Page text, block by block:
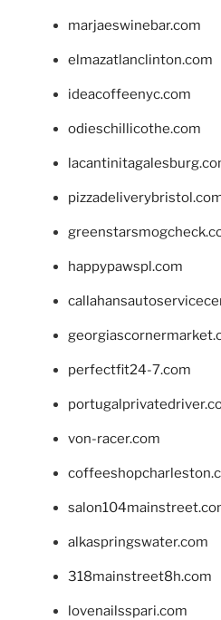
marjaeswinebar.com
elmazatlanclinton.com
ideacoffeenyc.com
odieschillicothe.com
happypawspl.com
perfectfit24-7.com
von-racer.com
alkaspringswater.com
318mainstreet8h.com
lovenailsspari.com